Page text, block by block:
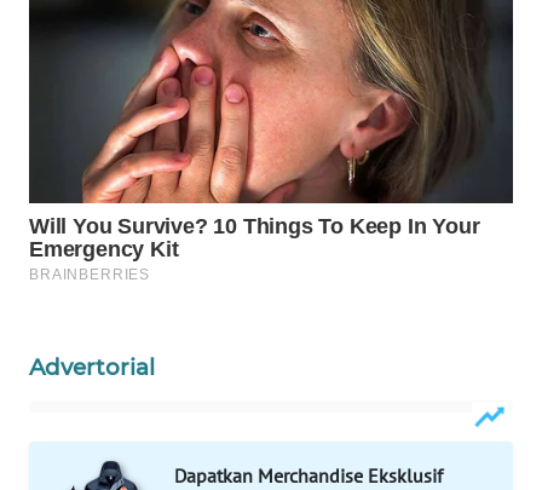
Advertorial
Dapatkan Merchandise Eksklusif
LAPAK
WAHANA
Wahana
KONSUMEN
LISTRIK
MASYARAKAT
KELISTRIKAN